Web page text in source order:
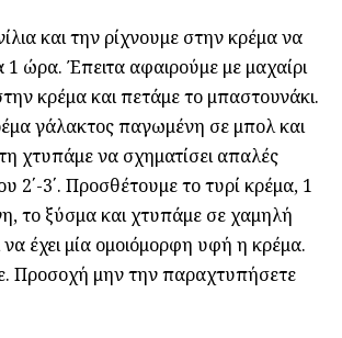
και την ρίχνουμε στην κρέμα να
1 ώρα. Έπειτα αφαιρούμε με μαχαίρι
κρέμα και πετάμε το μπαστουνάκι.
γάλακτος παγωμένη σε μπολ και
τη χτυπάμε να σχηματίσει απαλές
2΄-3΄. Προσθέτουμε το τυρί κρέμα, 1
το ξύσμα και χτυπάμε σε χαμηλή
έχει μία ομοιόμορφη υφή η κρέμα.
Προσοχή μην την παραχτυπήσετε